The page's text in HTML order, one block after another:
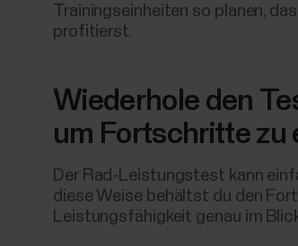
Trainingseinheiten so planen,
profitierst.
Wiederhole den
um Fortschritte zu
Der Rad-Leistungstest kann
diese Weise behältst du den
Leistungsfähigkeit genau im